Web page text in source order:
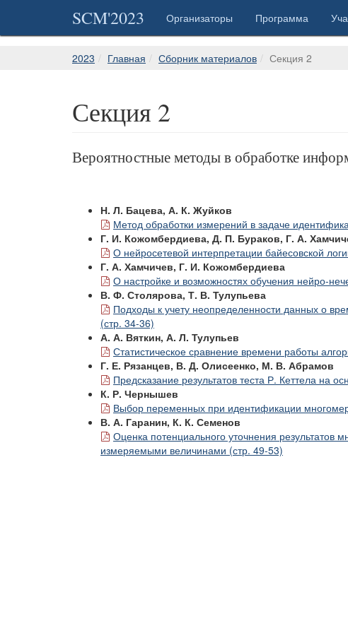
SCM'2023 Организаторы Программа
2023 Главная Сборник материалов Секция 2
Секция 2
Вероятностные методы в обработке
Н. Л. Бацева, А. К. Жуйков
Метод обработки измерений в задаче
Г. И. Кожомбердиева, Д. П. Бураков, Г. А.
О нейросетевой интерпретации байесовской
Г. А. Хамчичев, Г. И. Кожомбердиева
О настройке и возможностях обучения нейро-
В. Ф. Столярова, Т. В. Тулупьева
Подходы к учету неопределенности данных о
(стр. 34-36)
А. А. Вяткин, А. Л. Тулупьев
Статистическое сравнение времени работы
Г. Е. Рязанцев, В. Д. Олисеенко, М. В. Абрамов
Предсказание результатов теста Р. Кеттела на
К. Р. Чернышев
Выбор переменных при идентификации
В. А. Гаранин, К. К. Семенов
Оценка потенциального уточнения результатов
измеряемыми величинами (стр. 49-53)